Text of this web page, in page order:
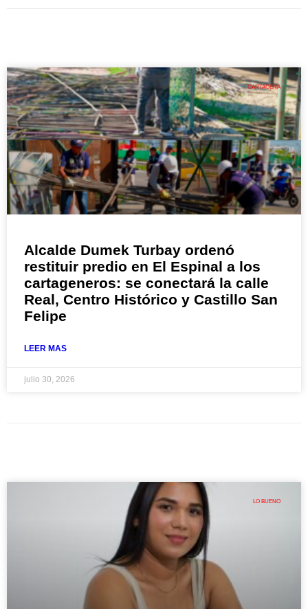
CARTAGENA
Alcalde Dumek Turbay ordenó
restituir predio en El Espinal a los
cartageneros: se conectará la calle
Real, Centro Histórico y Castillo San
Felipe
LEER MAS
julio 30, 2026
LO BUENO